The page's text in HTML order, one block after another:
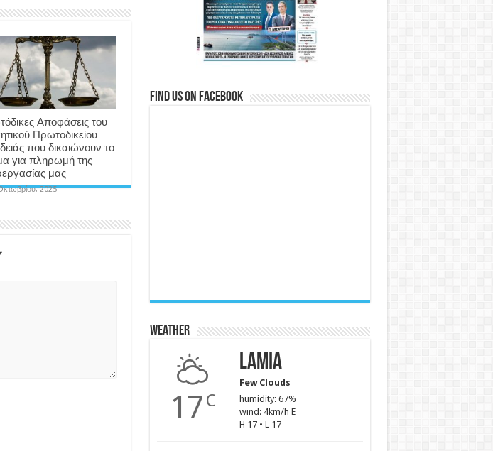
Αποφάσεις του
Πρωτοδικείου
που δικαιώνουν το
για πληρωμή της
μας
2025
Find us on Facebook
Weather
17 C
Lamia
Few Clouds
humidity: 67%
wind: 4km/h E
H 17 • L 17